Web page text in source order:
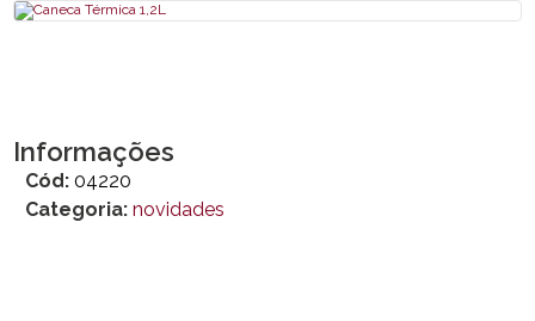
Informações
Cód: 04220
Categoria: novidades